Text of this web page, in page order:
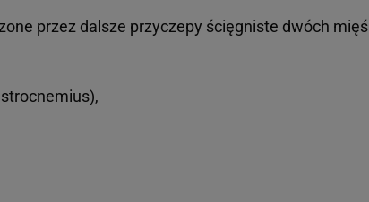
przez dalsze przyczepy ścięgniste dwóch